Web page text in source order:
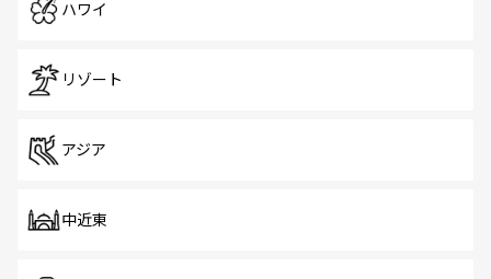
ハワイ
リゾート
アジア
中近東